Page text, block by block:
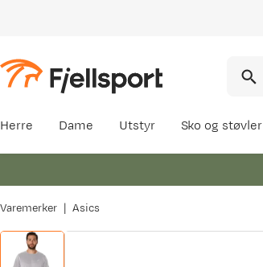
Herre Dame Utstyr Sko og støvler
Varemerker Asics